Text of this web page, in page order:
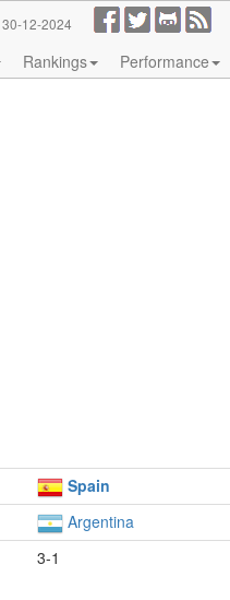
30-12-2024
Rankings Performance
Spain
Argentina
3-1